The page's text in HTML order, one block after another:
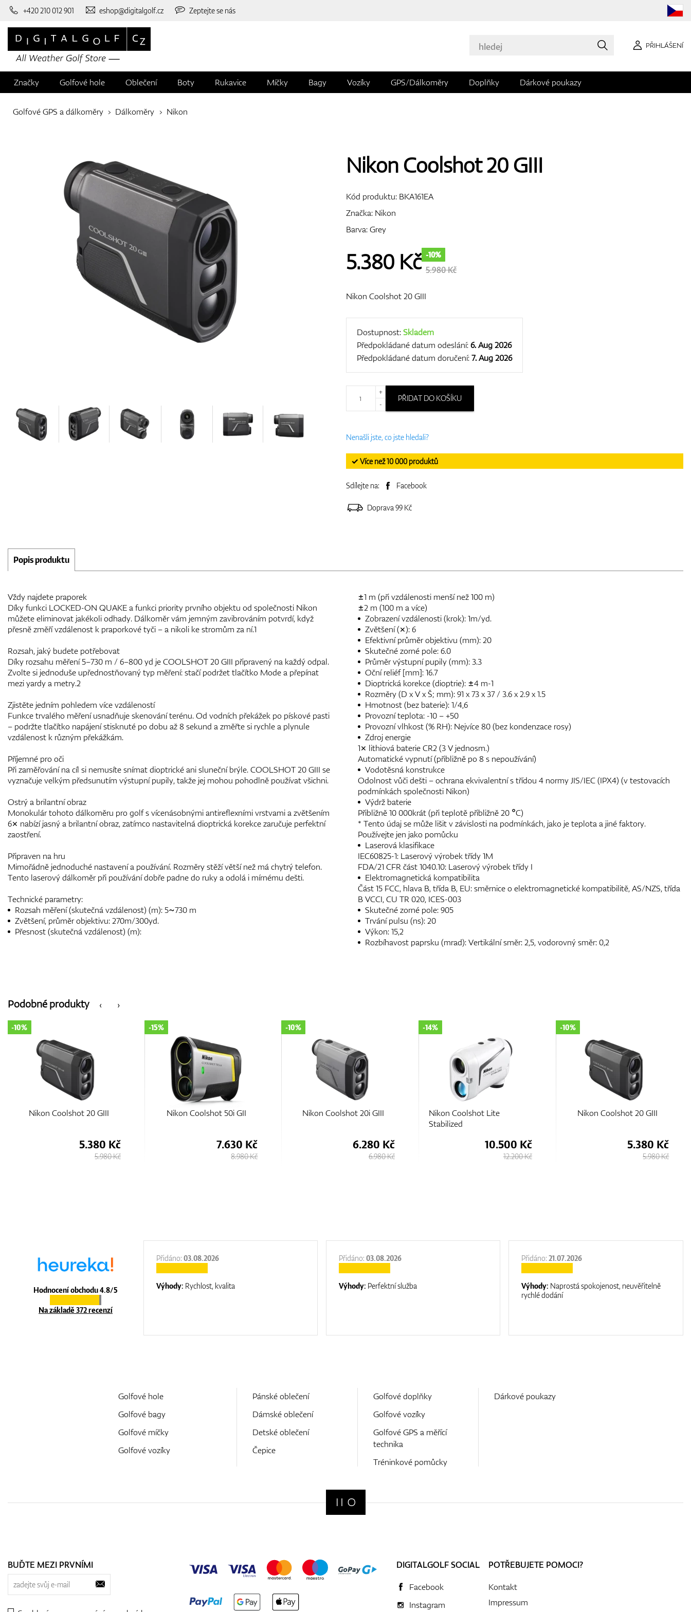
+420 210 012 901 eshop@digitalgolf.cz Zeptejte se nás
PŘIHLÁŠENÍ
Značky Golfové hole Oblečení Boty Rukavice Míčky Bagy Vozíky GPS/Dálkoměry Doplňky Dárkové poukazy
Golfové GPS a dálkoměry Dálkoměry Nikon
Nikon Coolshot 20 GIII
Kód produktu: BKA161EA
Značka: Nikon
Barva: Grey
5.380Kč -10%
5.980 Kč
Nikon Coolshot 20 GIII
Dostupnost:Skladem
Předpokládané datum odeslání:6. Aug 2026
Předpokládané datum doručení:7. Aug 2026
+
-
PŘIDAT DO KOŠÍKU
Nenašli jste, co jste hledali?
✓ Více než 10 000 produktů
Sdílejte na: Facebook
Doprava 99 Kč
Popis produktu
Vždy najdete praporek
Díky funkci LOCKED-ON QUAKE a funkci priority prvního objektu od společnosti Nikon
můžete eliminovat jakékoli odhady. Dálkoměr vám jemným zavibrováním potvrdí, když
přesně změří vzdálenost k praporkové tyči – a nikoli ke stromům za ní.1
Rozsah, jaký budete potřebovat
Díky rozsahu měření 5–730 m / 6–800 yd je COOLSHOT 20 GIII připravený na každý odpal.
Zvolte si jednoduše upřednostňovaný typ měření: stačí podržet tlačítko Mode a přepínat
mezi yardy a metry.2
Zjistěte jedním pohledem více vzdáleností
Funkce trvalého měření usnadňuje skenování terénu. Od vodních překážek po pískové pasti
– podržte tlačítko napájení stisknuté po dobu až 8 sekund a změřte si rychle a plynule
vzdálenost k různým překážkám.
Příjemné pro oči
Při zaměřování na cíl si nemusíte snímat dioptrické ani sluneční brýle. COOLSHOT 20 GIII se
vyznačuje velkým předsunutím výstupní pupily, takže jej mohou pohodlně používat všichni.
Ostrý a brilantní obraz
Monokulár tohoto dálkoměru pro golf s vícenásobnými antireflexními vrstvami a zvětšením
6× nabízí jasný a brilantní obraz, zatímco nastavitelná dioptrická korekce zaručuje perfektní
zaostření.
Připraven na hru
Mimořádně jednoduché nastavení a používání. Rozměry stěží větší než má chytrý telefon.
Tento laserový dálkoměr při používání dobře padne do ruky a odolá i mírnému dešti.
Technické parametry:
Rozsah měření (skutečná vzdálenost) (m): 5~730 m
Zvětšení, průměr objektivu: 270m/300yd.
Přesnost (skutečná vzdálenost) (m):
±1 m (při vzdálenosti menší než 100 m)
±2 m (100 m a více)
Zobrazení vzdálenosti (krok): 1m/yd.
Zvětšení (×): 6
Efektivní průměr objektivu (mm): 20
Skutečné zorné pole: 6.0
Průměr výstupní pupily (mm): 3.3
Oční reliéf [mm]: 16.7
Dioptrická korekce (dioptrie): ±4 m-1
Rozměry (D x V x Š; mm): 91 x 73 x 37 / 3.6 x 2.9 x 1.5
Hmotnost (bez baterie): 1/4,6
Provozní teplota: -10 – +50
Provozní vlhkost (% RH): Nejvíce 80 (bez kondenzace rosy)
Zdroj energie
1× lithiová baterie CR2 (3 V jednosm.)
Automatické vypnutí (přibližně po 8 s nepoužívání)
Vodotěsná konstrukce
Odolnost vůči dešti – ochrana ekvivalentní s třídou 4 normy JIS/IEC (IPX4) (v testovacích
podmínkách společnosti Nikon)
Výdrž baterie
Přibližně 10 000krát (při teplotě přibližně 20 °C)
* Tento údaj se může lišit v závislosti na podmínkách, jako je teplota a jiné faktory.
Používejte jen jako pomůcku
Laserová klasifikace
IEC60825-1: Laserový výrobek třídy 1M
FDA/21 CFR část 1040.10: Laserový výrobek třídy I
Elektromagnetická kompatibilita
Část 15 FCC, hlava B, třída B, EU: směrnice o elektromagnetické kompatibilitě, AS/NZS, třída
B VCCI, CU TR 020, ICES-003
Skutečné zorné pole: 905
Trvání pulsu (ns): 20
Výkon: 15,2
Rozbíhavost paprsku (mrad): Vertikální směr: 2,5, vodorovný směr: 0,2
‹
Podobné produkty ›
Nikon Coolshot 20 GIII
-10%
5.380 Kč
5.980 Kč
Nikon Coolshot 50i GII
-15%
7.630 Kč
8.980 Kč
Nikon Coolshot 20i GIII
-10%
6.280 Kč
6.980 Kč
Nikon Coolshot Lite
Stabilized
-14%
10.500 Kč
12.200 Kč
Nikon Coolshot 20 GIII
-10%
5.380 Kč
5.980 Kč
Hodnocení obchodu 4.8/5
Na základě 372 recenzí
Přidáno:03.08.2026
Výhody: Rychlost, kvalita
Přidáno:03.08.2026
Výhody: Perfektní služba
Přidáno:21.07.2026
Výhody: Naprostá spokojenost, neuvěřitelně
rychlé dodání
Golfové hole
Golfové bagy
Golfové míčky
Golfové vozíky
Pánské oblečení
Dámské oblečení
Detské oblečení
Čepice
Golfové doplňky
Golfové vozíky
Golfové GPS a měřící
technika
Tréninkové pomůcky
Dárkové poukazy
BUĎTE MEZI PRVNÍMI
DIGITALGOLF SOCIAL
Facebook
Instagram
POTŘEBUJETE POMOCI?
Kontakt
Impressum